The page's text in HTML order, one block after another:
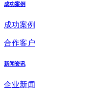
成功案例
成功案例
合作客户
新闻资讯
企业新闻